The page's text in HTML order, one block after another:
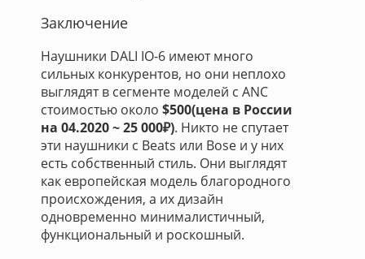
Заключение
Наушники DALI IO-6 имеют много
сильных конкурентов, но они неплохо
выглядят в сегменте моделей с ANC
стоимостью около $500(цена в России
на 04.2020 ~ 25 000₽). Никто не спутает
эти наушники с Beats или Bose и у них
есть собственный стиль. Они выглядят
как европейская модель благородного
происхождения, а их дизайн
одновременно минималистичный,
функциональный и роскошный.